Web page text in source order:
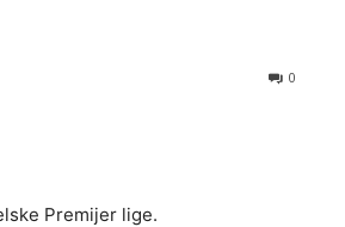
0
Premijer lige.